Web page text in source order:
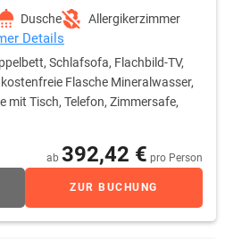
Dusche
Allergikerzimmer
Details
Schlafsofa, Flachbild-TV,
Flasche Mineralwasser,
mit Tisch, Telefon, Zimmersafe,
ab 392,42 € pro Person
ZUR BUCHUNG